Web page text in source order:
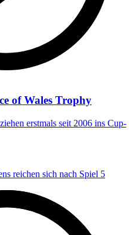
of Wales Trophy
erstmals seit 2006 ins Cup-